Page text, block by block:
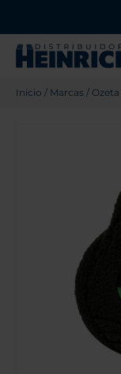
Inicio / Marcas / Ozeta